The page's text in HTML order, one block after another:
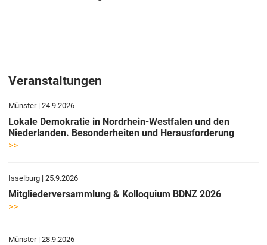
Veranstaltungen
Münster | 24.9.2026
Lokale Demokratie in Nordrhein-Westfalen und den
Niederlanden. Besonderheiten und Herausforderung
>>
Isselburg | 25.9.2026
Mitgliederversammlung & Kolloquium BDNZ 2026
>>
Münster | 28.9.2026